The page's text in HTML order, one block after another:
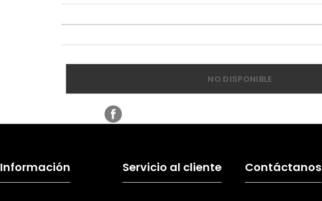
NO DISPONIBLE
Información Servicio al cliente Contáctanos